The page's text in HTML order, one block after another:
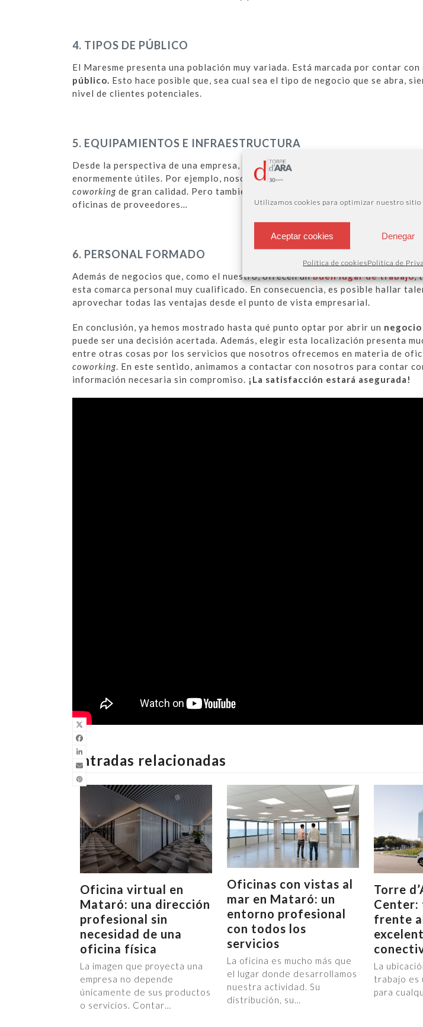
Utilizamos cookies para optimizar nuestro sitio
Aceptar cookies Denegar
Política de cookiesPolítica de
4. TIPOS DE PÚBLICO
El Maresme presenta una población muy variada. Está marcada por contar con
público. Esto hace posible que, sea cual sea el tipo de negocio que se abra,
nivel de clientes potenciales.
5. EQUIPAMIENTOS E INFRAESTRUCTURA
Desde la perspectiva de una empresa, hay muchos equipamientos e
enormemente útiles. Por ejemplo, nosotros ofrecemos servicios
coworking de gran calidad. Pero también se añade el transporte público, las
oficinas de proveedores…
6. PERSONAL FORMADO
Además de negocios que, como el nuestro, ofrecen unbuen lugar de trabajo,
esta comarca personal muy cualificado. En consecuencia, es posible hallar
aprovechar todas las ventajas desde el punto de vista empresarial.
En conclusión, ya hemos mostrado hasta qué punto optar por abrir un negocio
puede ser una decisión acertada. Además, elegir esta localización presenta
entre otras cosas por los servicios que nosotros ofrecemos en materia de
coworking. En este sentido, animamos a contactar con nosotros para contar
información necesaria sin compromiso. ¡La satisfacción estará asegurada!
Entradas relacionadas
Oficina virtual en
Mataró: una dirección
profesional sin
necesidad de una
oficina física
La imagen que proyecta una
empresa no depende
únicamente de sus productos
o servicios. Contar…
Oficinas con vistas al
mar en Mataró: un
entorno profesional
con todos los
servicios
La oficina es mucho más que
el lugar donde desarrollamos
nuestra actividad. Su
distribución, su…
Torre
Center:
frente
La
trabajo es
para